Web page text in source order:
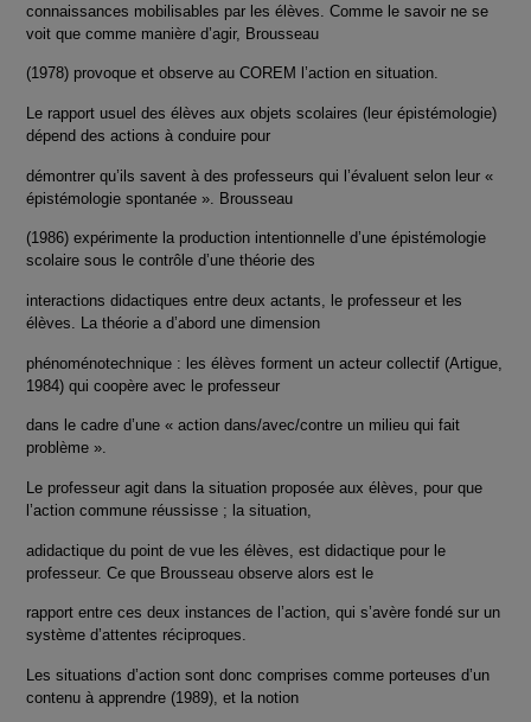
connaissances mobilisables par les élèves. Comme le savoir ne se
voit que comme manière d’agir, Brousseau
(1978) provoque et observe au COREM l’action en situation.
Le rapport usuel des élèves aux objets scolaires (leur épistémologie)
dépend des actions à conduire pour
démontrer qu’ils savent à des professeurs qui l’évaluent selon leur «
épistémologie spontanée ». Brousseau
(1986) expérimente la production intentionnelle d’une épistémologie
scolaire sous le contrôle d’une théorie des
interactions didactiques entre deux actants, le professeur et les
élèves. La théorie a d’abord une dimension
phénoménotechnique : les élèves forment un acteur collectif (Artigue,
1984) qui coopère avec le professeur
dans le cadre d’une « action dans/avec/contre un milieu qui fait
problème ».
Le professeur agit dans la situation proposée aux élèves, pour que
l’action commune réussisse ; la situation,
adidactique du point de vue les élèves, est didactique pour le
professeur. Ce que Brousseau observe alors est le
rapport entre ces deux instances de l’action, qui s’avère fondé sur un
système d’attentes réciproques.
Les situations d’action sont donc comprises comme porteuses d’un
contenu à apprendre (1989), et la notion